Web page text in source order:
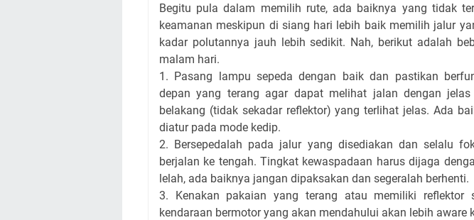
Begitu pula dalam memilih rute, ada baiknya yang tidak
keamanan meskipun di siang hari lebih baik memilih jalur
kadar polutannya jauh lebih sedikit. Nah, berikut adalah
malam hari.
1. Pasang lampu sepeda dengan baik dan pastikan
depan yang terang agar dapat melihat jalan dengan
belakang (tidak sekadar reflektor) yang terlihat jelas. Ada
diatur pada mode kedip.
2. Bersepedalah pada jalur yang disediakan dan selalu
berjalan ke tengah. Tingkat kewaspadaan harus dijaga
lelah, ada baiknya jangan dipaksakan dan segeralah berhenti.
3. Kenakan pakaian yang terang atau memiliki reflektor
kendaraan bermotor yang akan mendahului akan lebih aware